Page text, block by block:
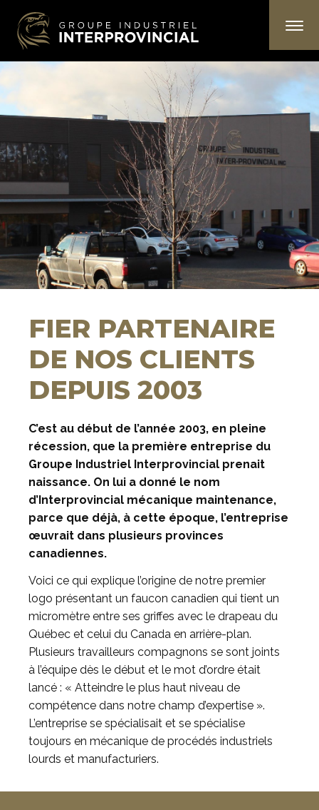
FIER PARTENAIRE
DE NOS CLIENTS
DEPUIS 2003
C’est au début de l’année 2003, en pleine
récession, que la première entreprise du
Groupe Industriel Interprovincial prenait
naissance. On lui a donné le nom
d’Interprovincial mécanique maintenance,
parce que déjà, à cette époque, l’entreprise
œuvrait dans plusieurs provinces
canadiennes.
Voici ce qui explique l’origine de notre premier
logo présentant un faucon canadien qui tient un
micromètre entre ses griffes avec le drapeau du
Québec et celui du Canada en arrière-plan.
Plusieurs travailleurs compagnons se sont joints
à l’équipe dès le début et le mot d’ordre était
lancé : « Atteindre le plus haut niveau de
compétence dans notre champ d’expertise ».
L’entreprise se spécialisait et se spécialise
toujours en mécanique de procédés industriels
lourds et manufacturiers.